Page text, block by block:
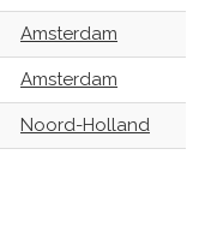
Amsterdam
Amsterdam
Noord-Holland